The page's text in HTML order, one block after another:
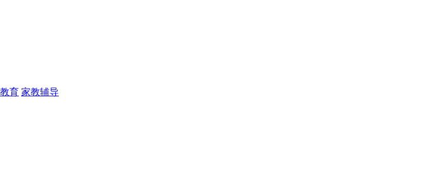
育 家教辅导